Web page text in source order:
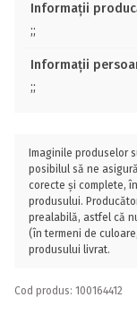
Informații
;;
Informații
;;
Imaginile produselor
posibilul să ne
corecte și complete,
produsului.
prealabilă, astfel că
(în termeni de
produsului livrat.
Cod produs: 100164412